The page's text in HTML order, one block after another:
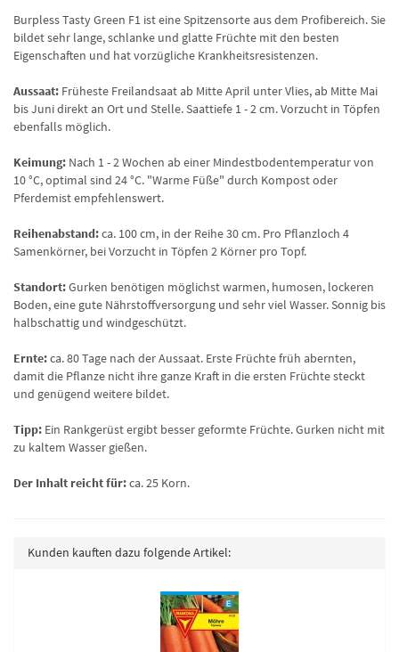
Burpless Tasty Green F1 ist eine Spitzensorte aus dem Profibereich. Sie
bildet sehr lange, schlanke und glatte Früchte mit den besten
Eigenschaften und hat vorzügliche Krankheitsresistenzen.
Aussaat: Früheste Freilandsaat ab Mitte April unter Vlies, ab Mitte Mai
bis Juni direkt an Ort und Stelle. Saattiefe 1 - 2 cm. Vorzucht in Töpfen
ebenfalls möglich.
Keimung: Nach 1 - 2 Wochen ab einer Mindestbodentemperatur von
10 °C, optimal sind 24 °C. "Warme Füße" durch Kompost oder
Pferdemist empfehlenswert.
Reihenabstand:ca. 100 cm, in der Reihe 30 cm. Pro Pflanzloch 4
Samenkörner, bei Vorzucht in Töpfen 2 Körner pro Topf.
Standort:Gurken benötigen möglichst warmen, humosen, lockeren
Boden, eine gute Nährstoffversorgung und sehr viel Wasser. Sonnig bis
halbschattig und windgeschützt.
Ernte:ca. 80 Tage nach der Aussaat. Erste Früchte früh abernten,
damit die Pflanze nicht ihre ganze Kraft in die ersten Früchte steckt
und genügend weitere bildet.
Tipp: Ein Rankgerüst ergibt besser geformte Früchte. Gurken nicht mit
zu kaltem Wasser gießen.
Der Inhalt reicht für:ca. 25 Korn.
Kunden kauften dazu folgende Artikel: